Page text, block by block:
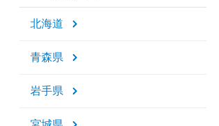
北海道
青森県
岩手県